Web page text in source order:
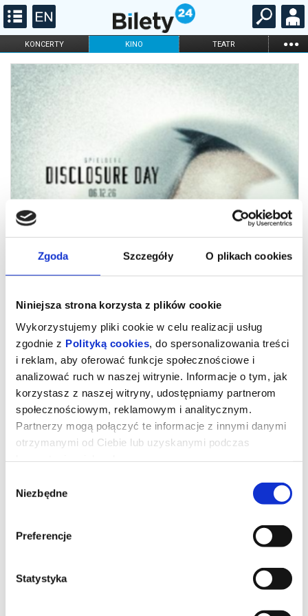
Zgoda Szczegóły O plikach cookies
Niniejsza strona korzysta z plików cookie
Wykorzystujemy pliki cookie w celu realizacji usług
zgodnie z Polityką cookies , do spersonalizowania treści
i reklam, aby oferować funkcje społecznościowe i
analizować ruch w naszej witrynie. Informacje o tym, jak
korzystasz z naszej witryny, udostępniamy partnerom
społecznościowym, reklamowym i analitycznym.
Partnerzy mogą połączyć te informacje z innymi danymi
otrzymanymi od Ciebie lub uzyskanymi podczas
zgody
Niezbędne
Preferencje
Statystyka
KONCERTY KINO TEATR ...
FILHARMONIA OPERA I BALET
KARNETY
*******